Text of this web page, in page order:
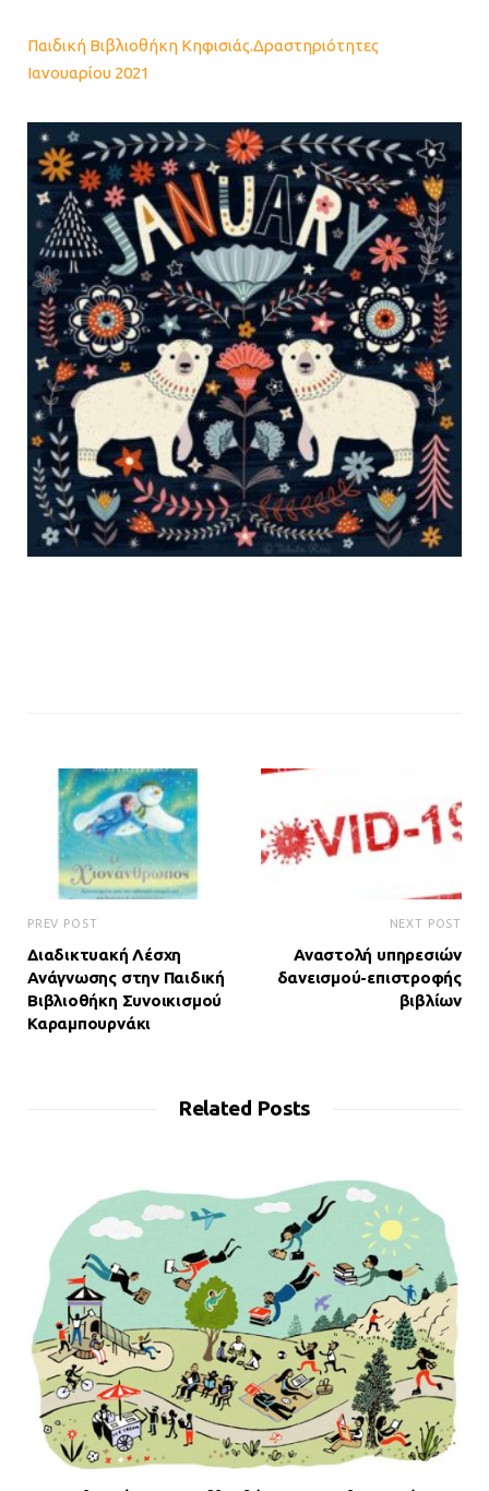
Παιδική Βιβλιοθήκη Κηφισιάς.Δραστηριότητες
Ιανουαρίου 2021
PREV POST
Διαδικτυακή Λέσχη
Ανάγνωσης στην Παιδική
Βιβλιοθήκη Συνοικισμού
Καραμπουρνάκι
NEXT POST
Αναστολή υπηρεσιών
δανεισμού-επιστροφής
βιβλίων
Related Posts